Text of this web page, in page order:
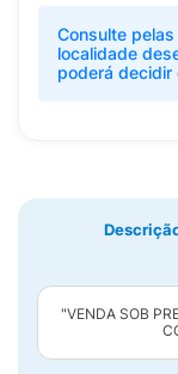
Consulte
localidade
poderá decidir
"VENDA SOB